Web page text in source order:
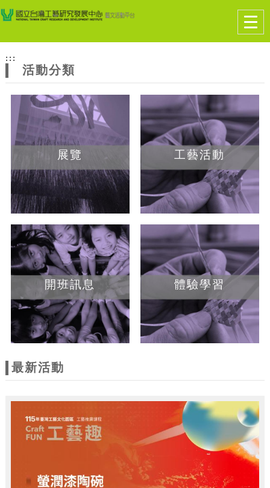
網
站
主
題
跳到主要內容
網站導覽
:::
活動分類
展覽 工藝活動
開班訊息 體驗學習
最新活動